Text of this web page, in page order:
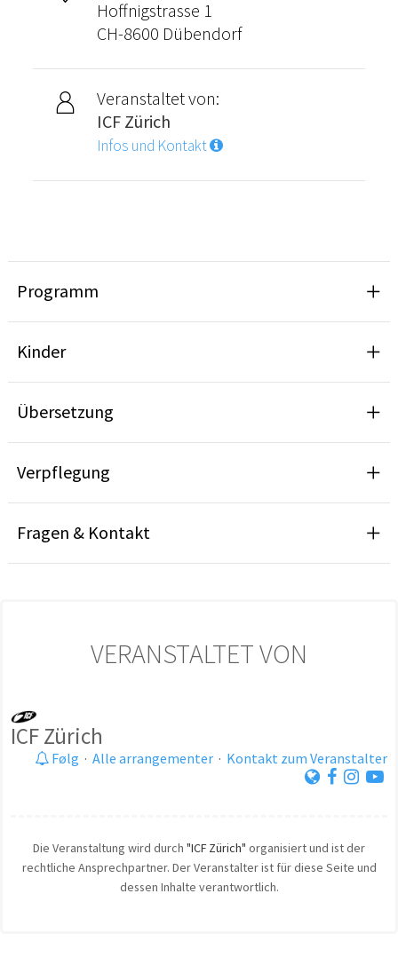
Hoffnigstrasse 1
CH-8600 Dübendorf
Veranstaltet von:
ICF Zürich
Infos und Kontakt
Programm
Kinder
Übersetzung
Verpflegung
Fragen & Kontakt
VERANSTALTET VON
ICF Zürich
Følg · Alle arrangementer · Kontakt zum Veranstalter
Die Veranstaltung wird durch "ICF Zürich" organisiert und ist der
rechtliche Ansprechpartner. Der Veranstalter ist für diese Seite und
dessen Inhalte verantwortlich.